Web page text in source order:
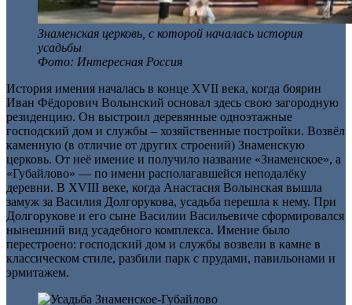
Знаменская церковь, с которой началась история
усадьбы
Фото: Интересная Россия
История имения началась в конце XVII века, когда боярин
Иван Фёдорович Волынский основал здесь свою загородную
резиденцию. Он выстроил деревянные одноэтажные
господский дом и службы – хозяйственные постройки. Возвёл
каменную (в отличие от других строений) Знаменскую
церковь. От неё имение и получило название «Знаменское», а
«Губайлово» — по имени располагавшейся неподалёку
деревни. В XVIII веке, когда Анастасия Волынская вышла
замуж за Василия Долгорукова, усадьба перешла к нему. При
Долгорукове и его сыне Василии Васильевиче сформировался
нынешний вид усадебного комплекса. Имение было
перестроено: господский дом и службы возвели в камне в
классическом стиле, разбили парк с прудами, павильонами и
эрмитажем.